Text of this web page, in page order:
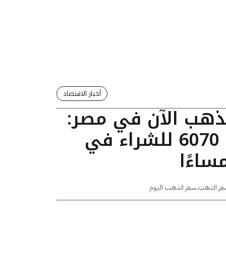
أخبار الاقتصاد
الآن في مصر:
عيار 24 يسجل 6070 للشراء في
الذهب,سعر الذهب اليوم